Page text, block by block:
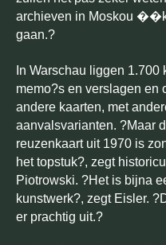
archieven in Moskou
gaan.?
In Warschau liggen 1.700
memo?s en verslagen en
andere kaarten, met
aanvalsvarianten. ?Maar
reuzenkaart uit 1970 is
het topstuk?, zegt
Piotrowski. ?Het is bijna
kunstwerk?, zegt Eisler.
er prachtig uit.?